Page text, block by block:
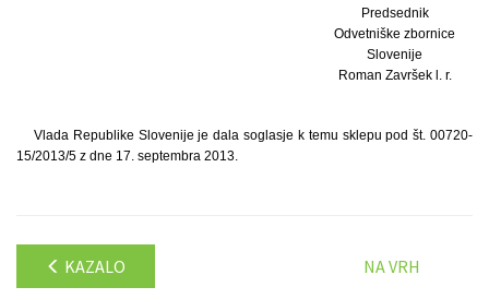
Predsednik
Odvetniške zbornice
Slovenije
Roman Završek l. r.
Vlada Republike Slovenije je dala soglasje k temu sklepu pod št. 00720-
15/2013/5 z dne 17. septembra 2013.
KAZALO NA VRH